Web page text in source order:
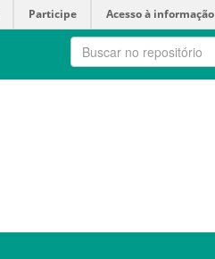
Participe Acesso à informação